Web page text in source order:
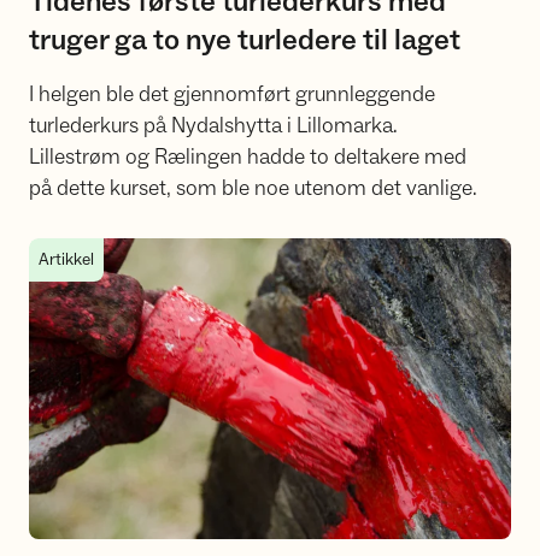
truger ga to nye turledere til laget
I helgen ble det gjennomført grunnleggende
turlederkurs på Nydalshytta i Lillomarka.
Lillestrøm og Rælingen hadde to deltakere med
på dette kurset, som ble noe utenom det vanlige.
Årsmøtet vel gjennomført
Artikkel